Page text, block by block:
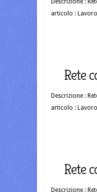
articolo :
Rete
Descrizione :
articolo :
Rete
Descrizione :